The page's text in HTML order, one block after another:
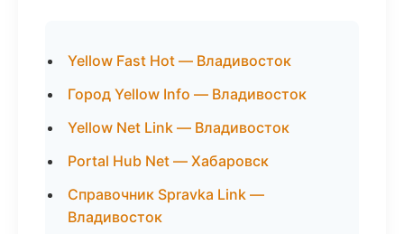
Yellow Fast Hot — Владивосток
Город Yellow Info — Владивосток
Yellow Net Link — Владивосток
Portal Hub Net — Хабаровск
Справочник Spravka Link —
Владивосток